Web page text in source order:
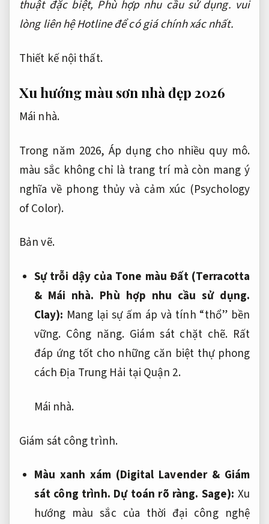
thuật đặc biệt, Phù hợp nhu cầu sử dụng. vui
lòng liên hệ Hotline để có giá chính xác nhất.
Thiết kế nội thất.
Xu hướng màu sơn nhà đẹp 2026
Mái nhà.
Trong năm 2026,Áp dụng cho nhiều quy mô.
màu sắc không chỉ là trang trí mà còn mang ý
nghĩa về phong thủy và cảm xúc (Psychology
of Color).
Bản vẽ.
Sự trỗi dậy của Tone màu Đất (Terracotta
& Mái nhà. Phù hợp nhu cầu sử dụng.
Clay): Mang lại sự ấm áp và tính “thổ” bền
vững. Công năng. Giám sát chặt chẽ.Rất
đáp ứng tốt cho những căn biệt thự phong
cách Địa Trung Hải tại Quận 2.
Mái nhà.
Giám sát công trình.
Màu xanh xám (Digital Lavender & Giám
sát công trình. Dự toán rõ ràng. Sage): Xu
hướng màu sắc của thời đại công nghệ